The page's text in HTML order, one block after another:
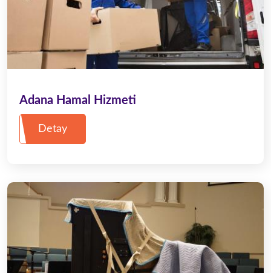
Adana Hamal Hizmeti
Detay